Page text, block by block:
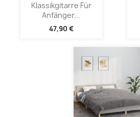
Klassikgitarre Für
Anfänger...
47,90 €